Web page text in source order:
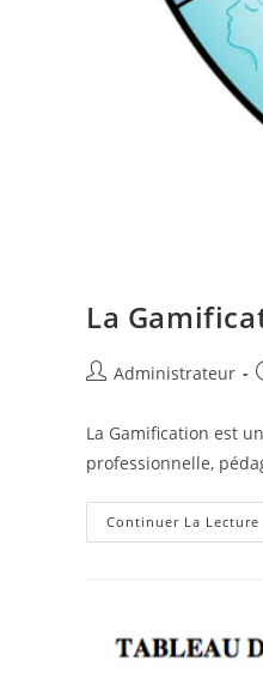
La
Auteur/autrice
la
Administrateur
La Gamification est
professionnelle,
Continuer La Lecture